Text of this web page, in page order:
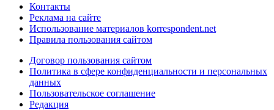
Контакты
Реклама на сайте
Использование материалов korrespondent.net
Правила пользования сайтом
Договор пользования сайтом
Политика в сфере конфиденциальности и персональных
данных
Пользовательское соглашение
Редакция